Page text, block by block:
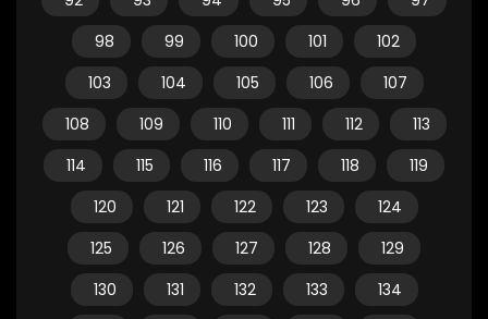
98
99 100 101
102
103
104 105 106
107
108
109 110 111 112
113
114
115 116 117 118
119
120
121 122 123
124
125
126 127 128
129
130
131 132 133
134